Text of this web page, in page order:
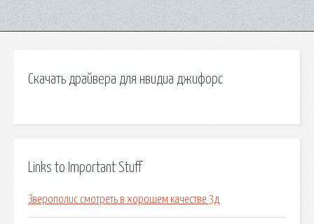
Скачать драйвера для нвидиа джифорс
Links to Important Stuff
Зверополис смотреть в хорошем качестве 3д